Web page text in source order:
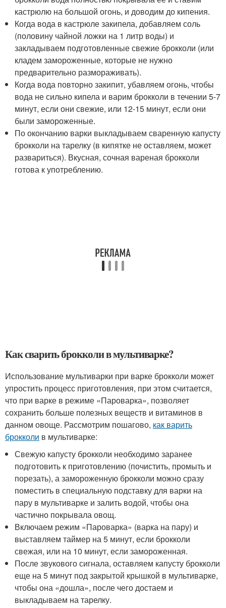
кастрюлю на большой огонь, и доводим до кипения.
Когда вода в кастрюле закипела, добавляем соль
(половину чайной ложки на 1 литр воды) и
закладываем подготовленные свежие брокколи (или
кладем замороженные, которые не нужно
предварительно размораживать).
Когда вода повторно закипит, убавляем огонь, чтобы
вода не сильно кипела и варим брокколи в течении 5-7
минут, если они свежие, или 12-15 минут, если они
были замороженные.
По окончанию варки выкладываем сваренную капусту
брокколи на тарелку (в кипятке не оставляем, может
развариться). Вкусная, сочная вареная брокколи
готова к употреблению.
Как сварить брокколи в мультиварке?
Использование мультиварки при варке брокколи может
упростить процесс приготовления, при этом считается,
что при варке в режиме «Пароварка», позволяет
сохранить больше полезных веществ и витаминов в
данном овоще. Рассмотрим пошагово, как варить
брокколи в мультиварке:
Свежую капусту брокколи необходимо заранее
подготовить к приготовлению (почистить, промыть и
порезать), а замороженную брокколи можно сразу
поместить в специальную подставку для варки на
пару в мультиварке и залить водой, чтобы она
частично покрывала овощ.
Включаем режим «Пароварка» (варка на пару) и
выставляем таймер на 5 минут, если брокколи
свежая, или на 10 минут, если замороженная.
После звукового сигнала, оставляем капусту брокколи
еще на 5 минут под закрытой крышкой в мультиварке,
чтобы она «дошла», после чего достаем и
выкладываем на тарелку.